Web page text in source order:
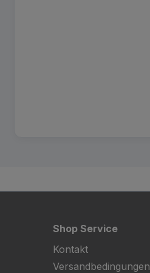
Shop Service
Kontakt
Versandbedingungen